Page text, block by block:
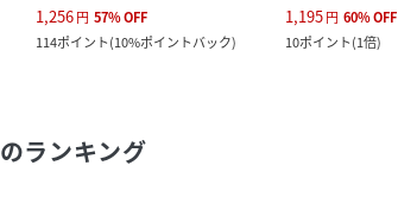
1,256円 57%OFF
114ポイント(10%ポイントバック)
1,195円 60%OFF
10ポイント(1倍)
のランキング